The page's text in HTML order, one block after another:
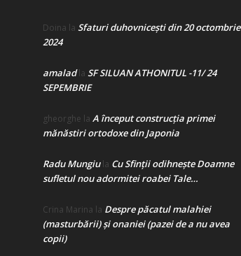
Doina la Sfaturi duhovnicești din 20 octombrie
2024
amaladla SF SILUAN ATHONITUL -11/ 24
SEPEMBRIE
gheorghe la A început construcţia primei
mănăstiri ortodoxe din Japonia
Radu Mungiula Cu Sfinții odihnește Doamne
sufletul nou adormitei roabei Tale…
Crina Marina la Despre păcatul malahiei
(masturbării) şi onaniei (pazei de a nu avea
copii)